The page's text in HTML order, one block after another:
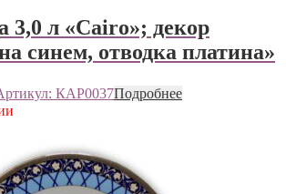
3,0 л «Cairo»; декор
синем, отводка платина»
КАР0037Подробнее